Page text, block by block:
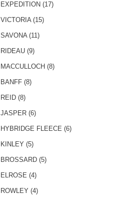
EXPEDITION (17)
VICTORIA (15)
SAVONA (11)
RIDEAU (9)
MACCULLOCH (8)
BANFF (8)
REID (8)
JASPER (6)
HYBRIDGE FLEECE (6)
KINLEY (5)
BROSSARD (5)
ELROSE (4)
ROWLEY (4)